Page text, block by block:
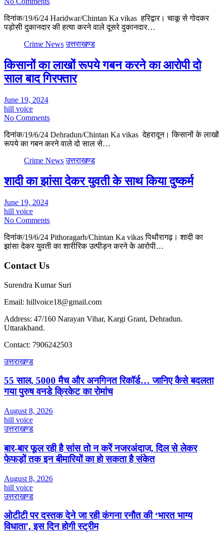
दिनांक/19/6/24 Haridwar/Chintan Ka vikas हरिद्वार। चाकू से गोदकर
पड़ोसी दुकानदार की हत्या करने वाले दूसरे दुकानदार…
Crime News उत्तराखण्ड
किसानों का लाखों रूपये गबन करने का आरोपी दो
साल बाद गिरफ्तार
June 19, 2024
hill voice
No Comments
दिनांक/19/6/24 Dehradun/Chintan Ka vikas देहरादून। किसानों के लाखों
रूपये का गबन करने वाले दो साल से…
Crime News उत्तराखण्ड
शादी का झांसा देकर युवती के साथ किया दुष्कर्म
June 19, 2024
hill voice
No Comments
दिनांक/19/6/24 Pithoragarh/Chintan Ka vikas पिथौरागढ़। शादी का
झांसा देकर युवती का शारीरिक उत्पीड़न करने के आरोपी…
Contact Us
Surendra Kumar Suri
Email: hillvoice18@gmail.com
Address: 47/160 Narayan Vihar, Kargi Grant, Dehradun.
Uttarakhand.
Contact: 7906242503
उत्तराखण्ड
55 साल, 5000 मैच और अनगिनत रिकॉर्ड… जानिए कैसे बदलता
गया पुरुष वनडे क्रिकेट का रोमांच
August 8, 2026
hill voice
उत्तराखण्ड
बार-बार फूल रही है सांस तो न करें नजरअंदाज, दिल से लेकर
फेफड़ों तक इन बीमारियों का हो सकता है संकेत
August 8, 2026
hill voice
उत्तराखण्ड
ओटीटी पर दस्तक देने जा रही कंगना रनौत की ‘भारत भाग्य
विधाता’, इस दिन होगी स्ट्रीम